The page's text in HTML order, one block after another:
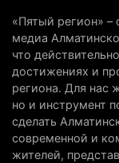
директора по
4 августа 2026 г.
Партия
университеты
рабочих мест
4 августа 2026 г.
«Пятый регион» –
медиа
что
достижениях и
региона. Для нас
но и инструмент
сделать
современной и
жителей,